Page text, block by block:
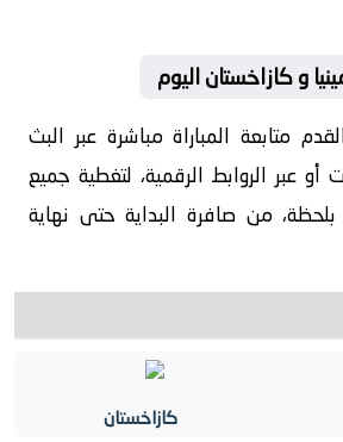
و كازاخستان اليوم
متابعة المباراة مباشرة عبر البث
عبر الروابط الرقمية، لتغطية جميع
من صافرة البداية حتى نهاية
كازاخستان